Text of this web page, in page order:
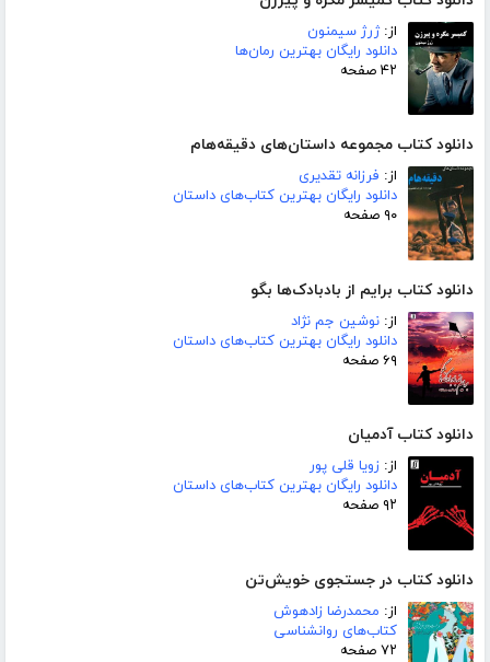
از:ژرژ سیمنون
دانلود رایگان بهترین رمان‌ها
۴۲ صفحه
دانلود کتاب مجموعه داستان‌های دقیقه‌هام
از: فرزانه تقدیری
دانلود رایگان بهترین کتاب‌های داستان
۹۰ صفحه
دانلود کتاب برایم از بادبادک‌ها بگو
از: نوشین جم نژاد
دانلود رایگان بهترین کتاب‌های داستان
۶۹ صفحه
دانلود کتاب آدمیان
از: زویا قلی پور
دانلود رایگان بهترین کتاب‌های داستان
۹۲ صفحه
دانلود کتاب در جستجوی خویش‌تن
از: محمدرضا زادهوش
کتاب‌های روانشناسی
۷۲ صفحه